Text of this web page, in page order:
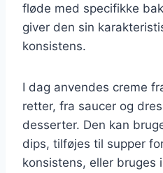
fløde med specifikke
giver den sin
konsistens.
I dag anvendes creme
retter, fra saucer og
desserter. Den kan
dips, tilføjes til supper
konsistens, eller bruges